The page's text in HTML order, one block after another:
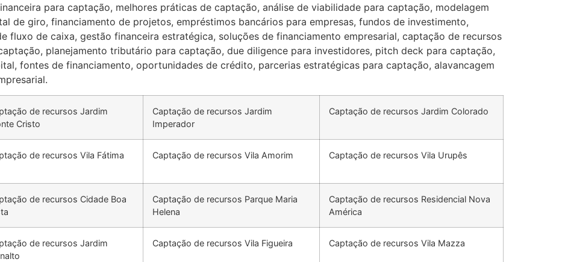
para captação, melhores práticas de captação, análise de viabilidade para captação, modelagem
de giro, financiamento de projetos, empréstimos bancários para empresas, fundos de investimento,
fluxo de caixa, gestão financeira estratégica, soluções de financiamento empresarial, captação de recursos
planejamento tributário para captação, due diligence para investidores, pitch deck para captação,
fontes de financiamento, oportunidades de crédito, parcerias estratégicas para captação, alavancagem
de recursos Jardim
Cristo
Captação de recursos Jardim
Imperador
Captação de recursos Jardim Colorado
de recursos Vila Fátima Captação de recursos Vila Amorim Captação de recursos Vila Urupês
de recursos Cidade Boa
Captação de recursos Parque Maria
Helena
Captação de recursos Residencial Nova
América
de recursos Jardim
Captação de recursos Vila Figueira Captação de recursos Vila Mazza